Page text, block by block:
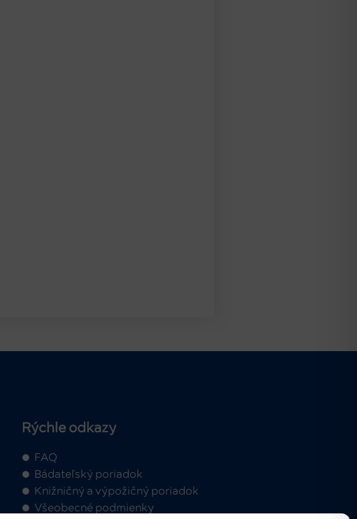
Rýchle odkazy
FAQ
Bádateľský poriadok
Knižničný a výpožičný poriadok
Všeobecné podmienky